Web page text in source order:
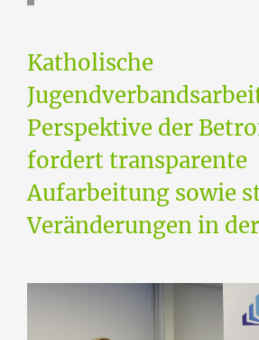
Katholische
Perspektive der
fordert transparente
Aufarbeitung sowie
Veränderungen in